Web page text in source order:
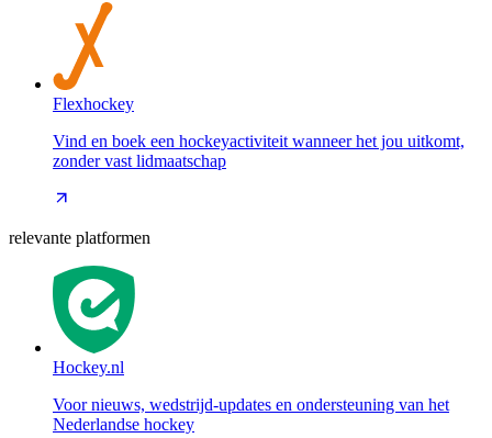
Flexhockey
Vind en boek een hockeyactiviteit wanneer het jou uitkomt,
zonder vast lidmaatschap
relevante platformen
Hockey.nl
Voor nieuws, wedstrijd-updates en ondersteuning van het
Nederlandse hockey